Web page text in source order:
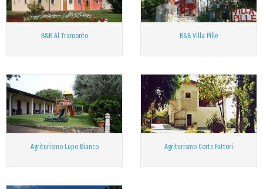
B&B Al Tramonto B&B Villa Pille
Agriturismo Lupo Bianco Agriturismo Corte Fattori